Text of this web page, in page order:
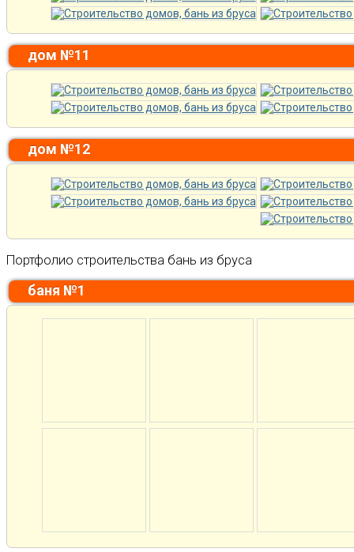
дом №11
дом №12
Портфолио строительства бань из бруса
баня №1